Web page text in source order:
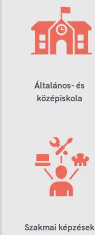
Általános- és
középiskola
Szakmai képzések